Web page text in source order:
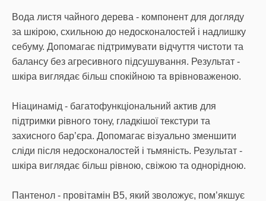
Вода листя чайного дерева - компонент для догляду
за шкірою, схильною до недосконалостей і надлишку
себуму. Допомагає підтримувати відчуття чистоти та
балансу без агресивного підсушування. Результат -
шкіра виглядає більш спокійною та врівноваженою.
Ніацинамід - багатофункціональний актив для
підтримки рівного тону, гладкішої текстури та
захисного бар’єра. Допомагає візуально зменшити
сліди після недосконалостей і тьмяність. Результат -
шкіра виглядає більш рівною, свіжою та однорідною.
Пантенол - провітамін B5, який зволожує, пом’якшує